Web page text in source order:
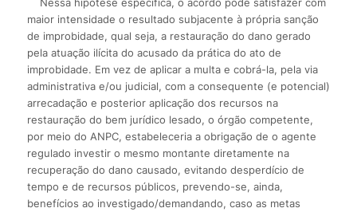
maior intensidade o resultado subjacente à própria sanção
de improbidade, qual seja, a restauração do dano gerado
pela atuação ilícita do acusado da prática do ato de
improbidade. Em vez de aplicar a multa e cobrá-la, pela via
administrativa e/ou judicial, com a consequente (e potencial)
arrecadação e posterior aplicação dos recursos na
restauração do bem jurídico lesado, o órgão competente,
por meio do ANPC, estabeleceria a obrigação de o agente
regulado investir o mesmo montante diretamente na
recuperação do dano causado, evitando desperdício de
tempo e de recursos públicos, prevendo-se, ainda,
benefícios ao investigado/demandando, caso as metas